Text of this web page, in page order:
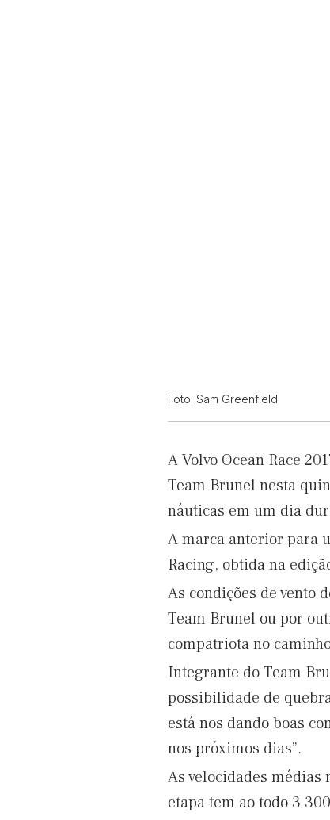
Foto: Sam Greenfield
A Volvo Ocean Race
Team Brunel nesta
náuticas em um dia
A marca anterior para
Racing, obtida na
As condições de vento
Team Brunel ou por
compatriota no
Integrante do Team
possibilidade de
está nos dando boas
nos próximos dias”.
As velocidades médias
etapa tem ao todo 3